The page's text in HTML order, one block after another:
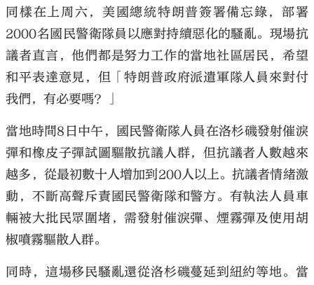
同樣在上周六，美國總統特朗普簽署備忘錄，部署
2000名國民警衛隊員以應對持續惡化的騷亂。現場抗
議者直言，他們都是努力工作的當地社區居民，希望
和平表達意見，但「特朗普政府派遣軍隊人員來對付
我們，有必要嗎？」
當地時間8日中午，國民警衛隊人員在洛杉磯發射催淚
彈和橡皮子彈試圖驅散抗議人群，但抗議者人數越來
越多，從最初數十人增加到200人以上。抗議者情緒激
動，不斷高聲斥責國民警衛隊和警方。有執法人員車
輛被大批民眾圍堵，需發射催淚彈、煙霧彈及使用胡
椒噴霧驅散人群。
同時，這場移民騷亂還從洛杉磯蔓延到紐約等地。當